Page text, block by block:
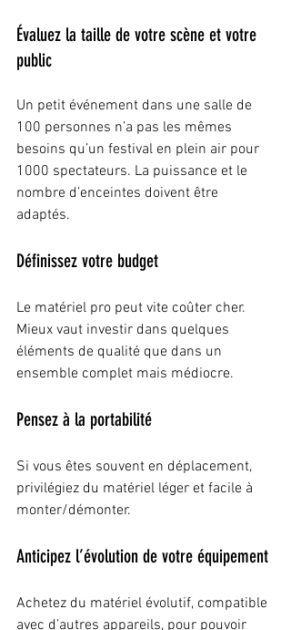
Évaluez la taille de votre scène et votre
public
Un petit événement dans une salle de
100 personnes n’a pas les mêmes
besoins qu’un festival en plein air pour
1000 spectateurs. La puissance et le
nombre d’enceintes doivent être
adaptés.
Définissez votre budget
Le matériel pro peut vite coûter cher.
Mieux vaut investir dans quelques
éléments de qualité que dans un
ensemble complet mais médiocre.
Pensez à la portabilité
Si vous êtes souvent en déplacement,
privilégiez du matériel léger et facile à
monter/démonter.
Anticipez l’évolution de votre équipement
Achetez du matériel évolutif, compatible
avec d’autres appareils, pour pouvoir